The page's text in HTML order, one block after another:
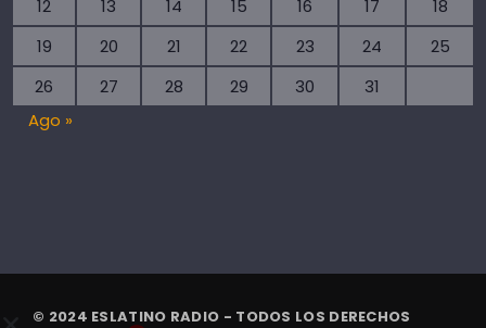
12
13 14 15 16 17
18
19
20 21 22 23 24
25
26
27 28 29 30
31
Ago »
© 2024 ESLATINO RADIO - TODOS LOS DERECHOS